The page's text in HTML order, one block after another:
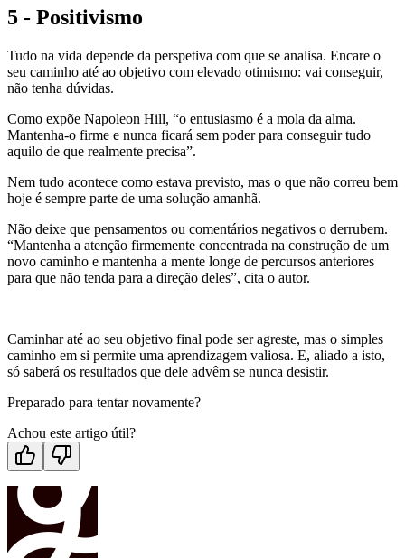
5 - Positivismo
Tudo na vida depende da perspetiva com que se analisa. Encare o
seu caminho até ao objetivo com elevado otimismo: vai conseguir,
não tenha dúvidas.
Como expõe Napoleon Hill, “o entusiasmo é a mola da alma.
Mantenha-o firme e nunca ficará sem poder para conseguir tudo
aquilo de que realmente precisa”.
Nem tudo acontece como estava previsto, mas o que não correu bem
hoje é sempre parte de uma solução amanhã.
Não deixe que pensamentos ou comentários negativos o derrubem.
“Mantenha a atenção firmemente concentrada na construção de um
novo caminho e mantenha a mente longe de percursos anteriores
para que não tenda para a direção deles”, cita o autor.
Caminhar até ao seu objetivo final pode ser agreste, mas o simples
caminho em si permite uma aprendizagem valiosa. E, aliado a isto,
só saberá os resultados que dele advêm se nunca desistir.
Preparado para tentar novamente?
Achou este artigo útil?